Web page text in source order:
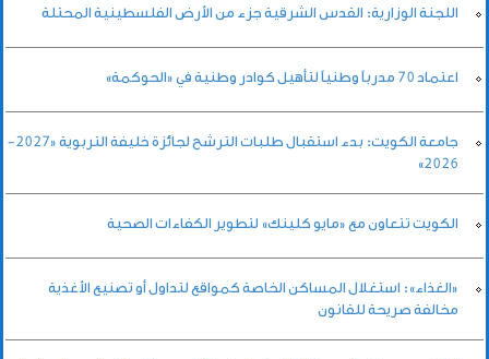
اللجنة الوزارية: القدس الشرقية جزء من الأرض الفلسطينية المحتلة
اعتماد 70 مدرباً وطنياً لتأهيل كوادر وطنية في «الحوكمة»
جامعة الكويت: بدء استقبال طلبات الترشح لجائزة خليفة التربوية «2027-
2026»
الكويت تتعاون مع «مايو كلينك» لتطوير الكفاءات الصحية
«الغذاء»: استغلال المساكن الخاصة كمواقع لتداول أو تصنيع الأغذية
مخالفة صريحة للقانون